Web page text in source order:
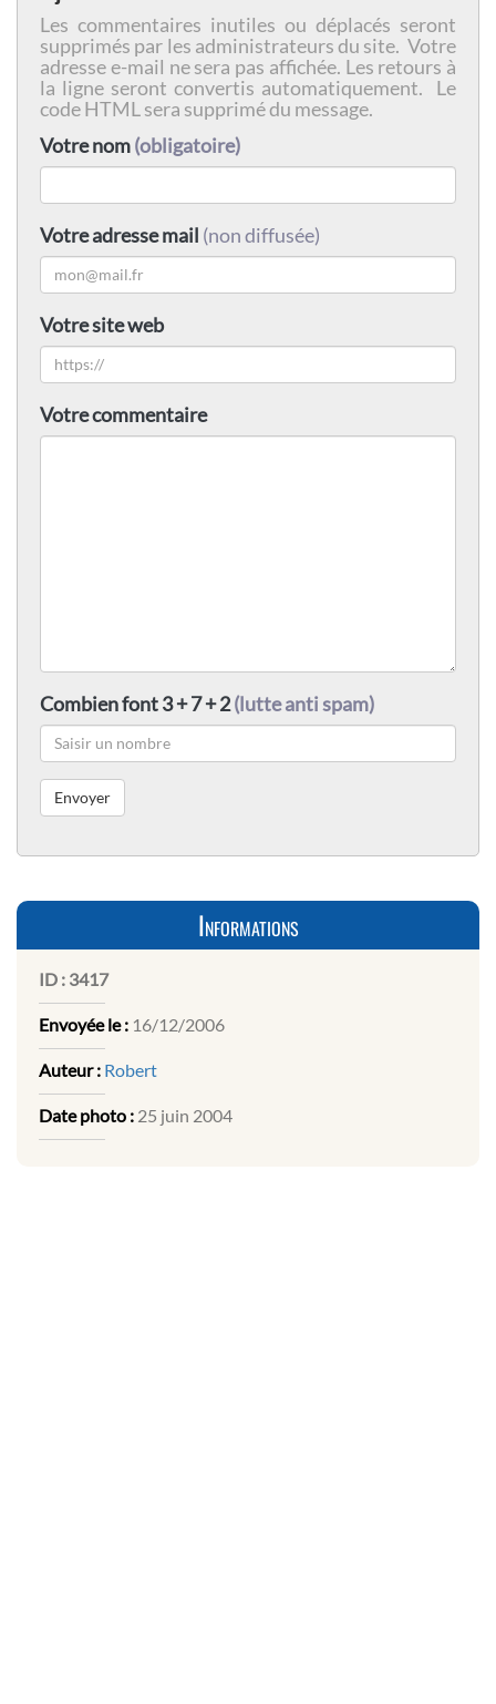
Les commentaires inutiles ou déplacés seront
supprimés par les administrateurs du site. Votre
adresse e-mail ne sera pas affichée. Les retours à
la ligne seront convertis automatiquement. Le
code HTML sera supprimé du message.
Votre nom(obligatoire)
Votre adresse mail (non diffusée)
Votre site web
Votre commentaire
Combien font 3 + 7 + 2(lutte anti spam)
Informations
ID : 3417
Envoyée le : 16/12/2006
Auteur : Robert
Date photo : 25 juin 2004